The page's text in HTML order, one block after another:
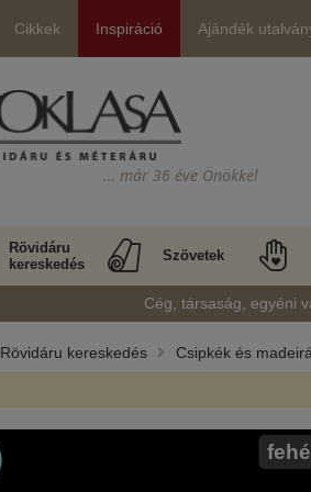
Cikkek Inspiráció Ajándék
… már 36 éve Önökkel
Rövidáru
kereskedés
Szövetek
Cég, társaság, egyéni
Rövidáru kereskedés Csipkék és